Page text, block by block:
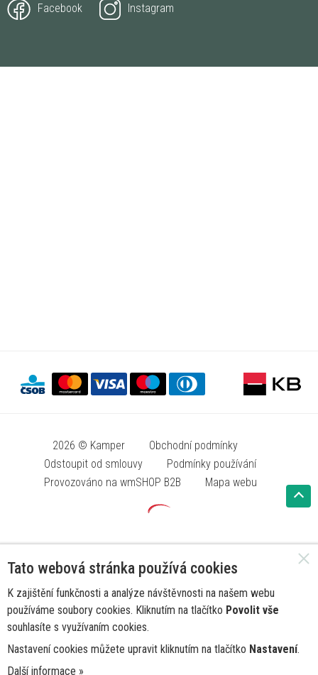
Facebook Instagram
2026 © Kamper
Obchodní podmínky
Odstoupit od smlouvy
Podmínky používání
Provozováno na wmSHOP B2B
Mapa webu
Tato webová stránka používá cookies
K zajištění funkčnosti a analýze návštěvnosti na našem webu
používáme soubory cookies. Kliknutím na tlačítko Povolit vše
souhlasíte s využívaním cookies.
Nastavení cookies můžete upravit kliknutím na tlačítko Nastavení.
Další informace »